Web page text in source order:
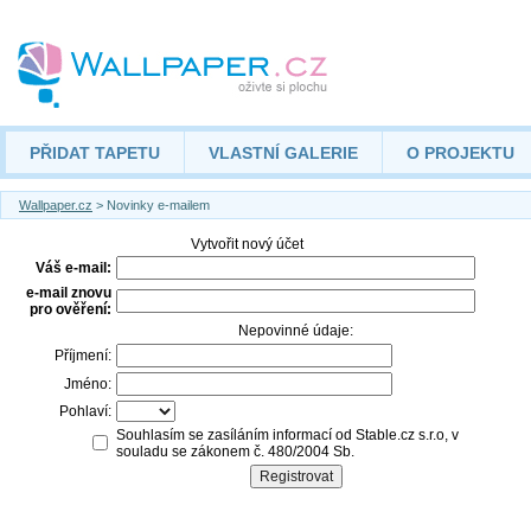
PŘIDAT TAPETU VLASTNÍ GALERIE O PROJEKTU
Wallpaper.cz > Novinky e-mailem